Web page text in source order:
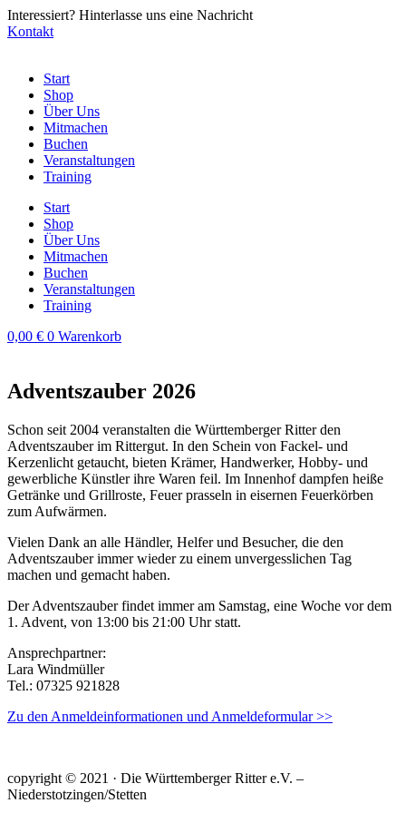
Zum
Inhalt
Interessiert? Hinterlasse uns eine Nachricht
Kontakt
Start
Shop
Über Uns
Mitmachen
Buchen
Veranstaltungen
Training
Start
Shop
Über Uns
Mitmachen
Buchen
Veranstaltungen
Training
0,00 € 0 Warenkorb
Adventszauber 2026
Schon seit 2004 veranstalten die Württemberger Ritter den
Adventszauber im Rittergut. In den Schein von Fackel- und
Kerzenlicht getaucht, bieten Krämer, Handwerker, Hobby- und
gewerbliche Künstler ihre Waren feil. Im Innenhof dampfen heiße
Getränke und Grillroste, Feuer prasseln in eisernen Feuerkörben
zum Aufwärmen.
Vielen Dank an alle Händler, Helfer und Besucher, die den
Adventszauber immer wieder zu einem unvergesslichen Tag
machen und gemacht haben.
Der Adventszauber findet immer am Samstag, eine Woche vor dem
1. Advent, von 13:00 bis 21:00 Uhr statt.
Ansprechpartner:
Lara Windmüller
Tel.: 07325 921828
Zu den Anmeldeinformationen und Anmeldeformular >>
copyright © 2021 · Die Württemberger Ritter e.V. –
Niederstotzingen/Stetten